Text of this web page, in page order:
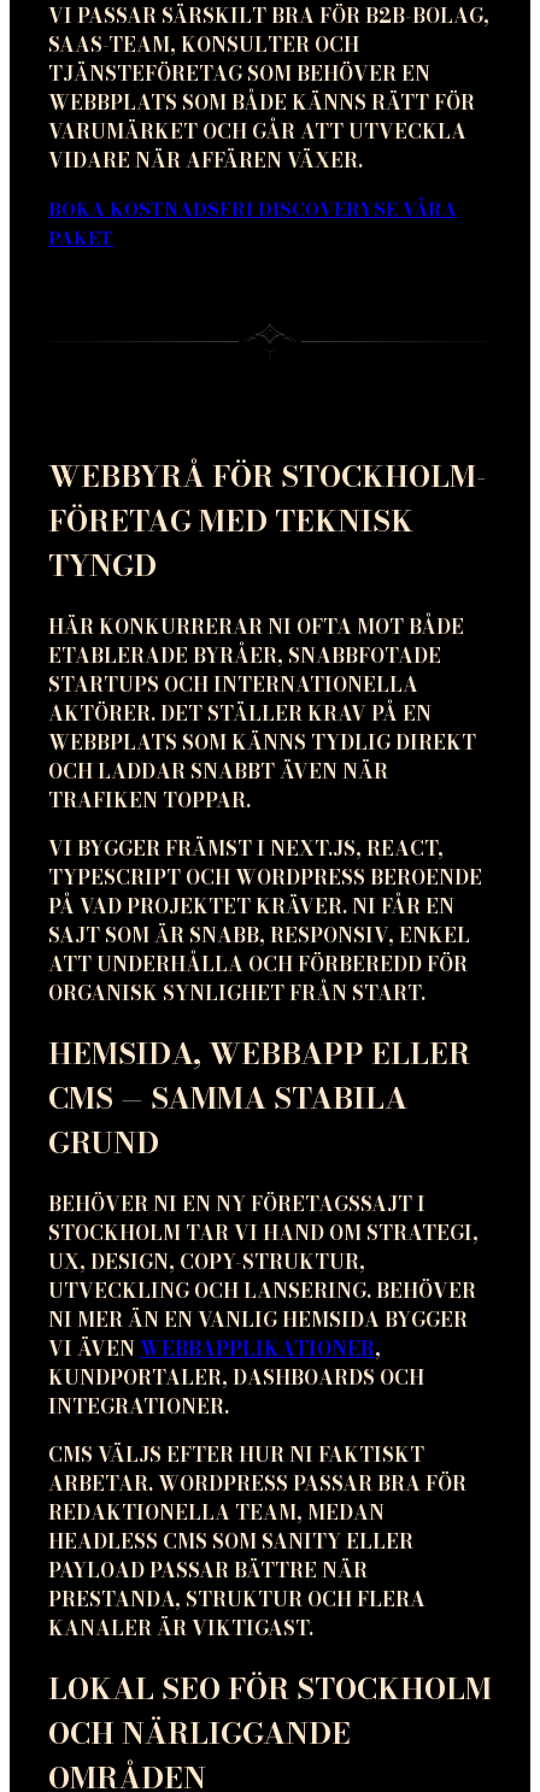
VI PASSAR SÄRSKILT BRA FÖR B2B-BOLAG,
SAAS-TEAM, KONSULTER OCH
TJÄNSTEFÖRETAG SOM BEHÖVER EN
WEBBPLATS SOM BÅDE KÄNNS RÄTT FÖR
VARUMÄRKET OCH GÅR ATT UTVECKLA
VIDARE NÄR AFFÄREN VÄXER.
BOKA KOSTNADSFRI DISCOVERYSE VÅRA
PAKET
WEBBYRÅ FÖR STOCKHOLM-
FÖRETAG MED TEKNISK
TYNGD
HÄR KONKURRERAR NI OFTA MOT BÅDE
ETABLERADE BYRÅER, SNABBFOTADE
STARTUPS OCH INTERNATIONELLA
AKTÖRER. DET STÄLLER KRAV PÅ EN
WEBBPLATS SOM KÄNNS TYDLIG DIREKT
OCH LADDAR SNABBT ÄVEN NÄR
TRAFIKEN TOPPAR.
VI BYGGER FRÄMST I NEXT.JS, REACT,
TYPESCRIPT OCH WORDPRESS BEROENDE
PÅ VAD PROJEKTET KRÄVER. NI FÅR EN
SAJT SOM ÄR SNABB, RESPONSIV, ENKEL
ATT UNDERHÅLLA OCH FÖRBEREDD FÖR
ORGANISK SYNLIGHET FRÅN START.
HEMSIDA, WEBBAPP ELLER
CMS — SAMMA STABILA
GRUND
BEHÖVER NI EN NY FÖRETAGSSAJT I
STOCKHOLM TAR VI HAND OM STRATEGI,
UX, DESIGN, COPY-STRUKTUR,
UTVECKLING OCH LANSERING. BEHÖVER
NI MER ÄN EN VANLIG HEMSIDA BYGGER
VI ÄVENWEBBAPPLIKATIONER,
KUNDPORTALER, DASHBOARDS OCH
INTEGRATIONER.
CMS VÄLJS EFTER HUR NI FAKTISKT
ARBETAR. WORDPRESS PASSAR BRA FÖR
REDAKTIONELLA TEAM, MEDAN
HEADLESS CMS SOM SANITY ELLER
PAYLOAD PASSAR BÄTTRE NÄR
PRESTANDA, STRUKTUR OCH FLERA
KANALER ÄR VIKTIGAST.
LOKAL SEO FÖR STOCKHOLM
OCH NÄRLIGGANDE
OMRÅDEN